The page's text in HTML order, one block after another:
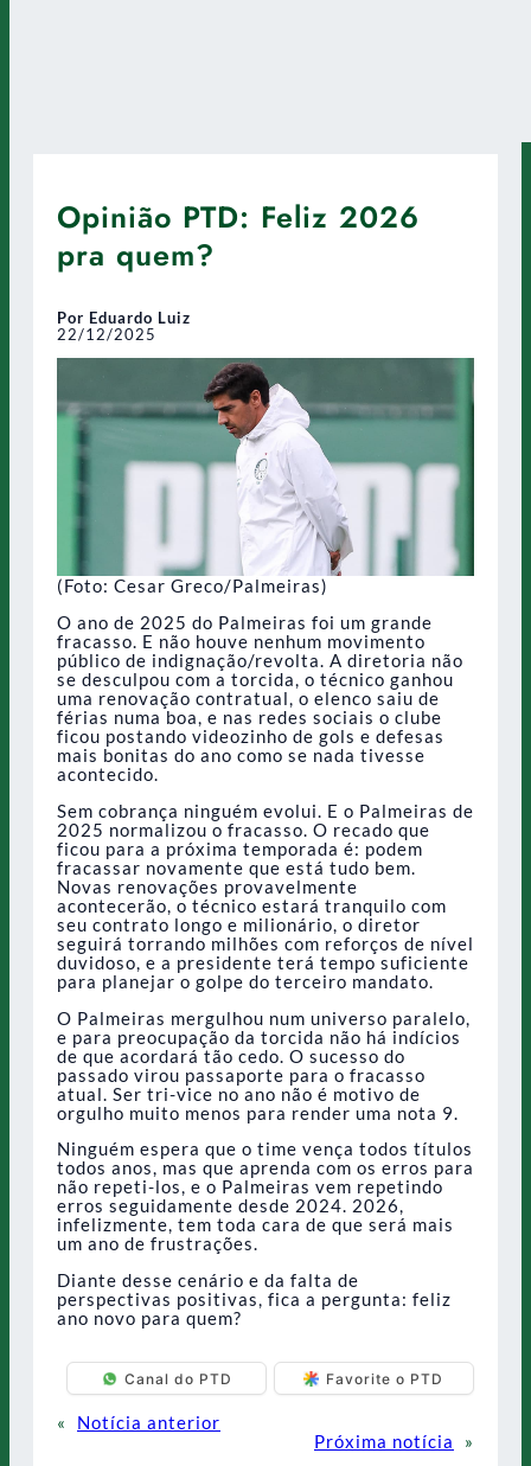
Opinião PTD: Feliz 2026
pra quem?
Por Eduardo Luiz
22/12/2025
(Foto: Cesar Greco/Palmeiras)
O ano de 2025 do Palmeiras foi um grande
fracasso. E não houve nenhum movimento
público de indignação/revolta. A diretoria não
se desculpou com a torcida, o técnico ganhou
uma renovação contratual, o elenco saiu de
férias numa boa, e nas redes sociais o clube
ficou postando videozinho de gols e defesas
mais bonitas do ano como se nada tivesse
acontecido.
Sem cobrança ninguém evolui. E o Palmeiras de
2025 normalizou o fracasso. O recado que
ficou para a próxima temporada é: podem
fracassar novamente que está tudo bem.
Novas renovações provavelmente
acontecerão, o técnico estará tranquilo com
seu contrato longo e milionário, o diretor
seguirá torrando milhões com reforços de nível
duvidoso, e a presidente terá tempo suficiente
para planejar o golpe do terceiro mandato.
O Palmeiras mergulhou num universo paralelo,
e para preocupação da torcida não há indícios
de que acordará tão cedo. O sucesso do
passado virou passaporte para o fracasso
atual. Ser tri-vice no ano não é motivo de
orgulho muito menos para render uma nota 9.
Ninguém espera que o time vença todos títulos
todos anos, mas que aprenda com os erros para
não repeti-los, e o Palmeiras vem repetindo
erros seguidamente desde 2024. 2026,
infelizmente, tem toda cara de que será mais
um ano de frustrações.
Diante desse cenário e da falta de
perspectivas positivas, fica a pergunta: feliz
ano novo para quem?
Canal do PTD Favorite o PTD
«
Notícia anterior
Próxima notícia
»